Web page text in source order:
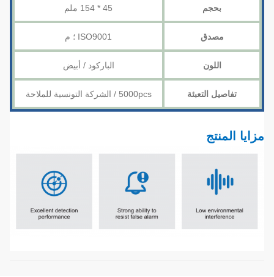
بحجم 45 * 154 ملم
مصدق ISO9001 ؛ م
اللون الباركود / أبيض
تفاصيل التعبئة 5000pcs / الشركة التونسية للملاحة
مزايا المنتج